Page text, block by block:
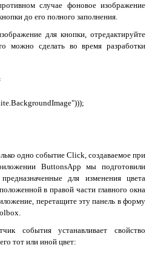
случае фоновое изображение
до его полного заполнения.
для кнопки, отредактируйте
можно сделать во время разработки
одно событие Click, создаваемое при
ButtonsApp мы подготовили
для изменения цвета
в правой части главного окна
перетащите эту панель в форму
.
события устанавливает свойство
тот или иной цвет: